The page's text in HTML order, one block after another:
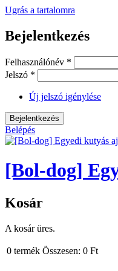
Ugrás a tartalomra
Bejelentkezés
Felhasználónév *
Jelszó *
Új jelszó igénylése
Belépés
[Bol-dog]
Kosár
A kosár üres.
0 termék Összesen: 0 Ft